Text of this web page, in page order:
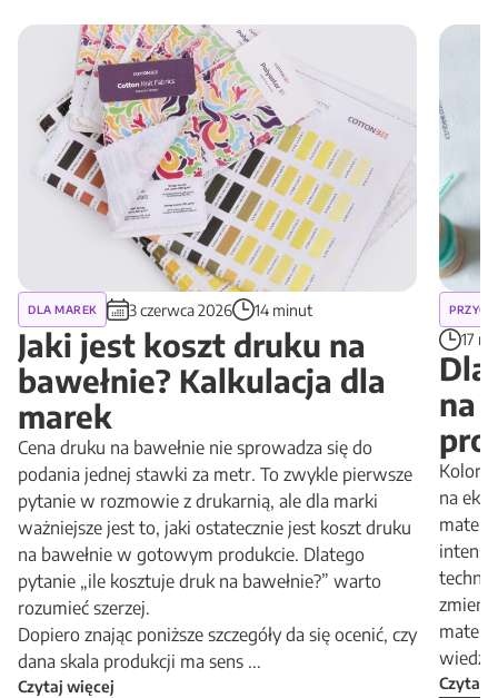
DLA MAREK 3 czerwca 2026 14 minut
Jaki jest koszt druku na
bawełnie? Kalkulacja dla
marek
Cena druku na bawełnie nie sprowadza się do
podania jednej stawki za metr. To zwykle pierwsze
pytanie w rozmowie z drukarnią, ale dla marki
ważniejsze jest to, jaki ostatecznie jest koszt druku
na bawełnie w gotowym produkcie. Dlatego
pytanie „ile kosztuje druk na bawełnie?” warto
rozumieć szerzej.
Dopiero znając poniższe szczegóły da się ocenić, czy
dana skala produkcji ma sens ...
Czytaj więcej
17
na
Kolory
na
Czytaj